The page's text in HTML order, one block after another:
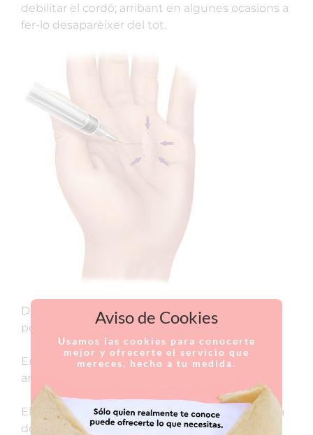
debilitar el cordó; arribant en algunes ocasions a
fer-lo desaparèixer del tot.
D’aquesta manera els dits recuperen la seva
posició i la mà recupera la seva funcionalitat.
En què consisteix el tractament farmacològic
amb col·lagenasa?
El medicament s’injecta directament a la corda
de Dupuytren amb una agulla molt petita, on,
Aviso de Cookies
Usamos las cookies para conocerte
mejor y ofrecerte el servicio que
mereces, hecho a tu medida.